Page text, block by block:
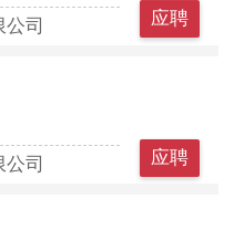
司
应聘
司
应聘